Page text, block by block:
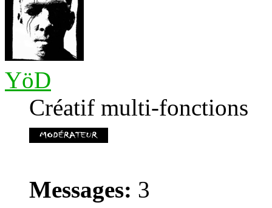
YöD
Créatif multi-fonctions
Messages: 3